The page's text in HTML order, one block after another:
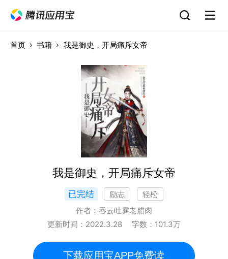
首页 书籍 我是御史，开局痛斥女帝
我是御史，开局痛斥女帝
已完结 励志
轻松
作者： 吞云吐雾老腊肉
更新时间： 2022.3.28 字数： 101.3万
下载应用宝APP免费读